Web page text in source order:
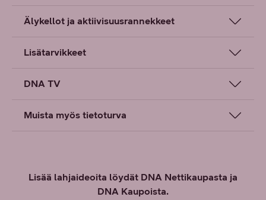
Älykellot ja aktiivisuusrannekkeet
Lisätarvikkeet
DNA TV
Muista myös tietoturva
Lisää lahjaideoita löydät DNA Nettikaupasta ja
DNA Kaupoista.